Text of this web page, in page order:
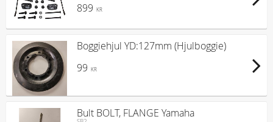
899 KR
Boggiehjul YD:127mm (Hjulboggie)
99
KR
Bult BOLT, FLANGE Yamaha